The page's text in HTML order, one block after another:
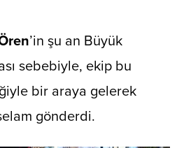
’in şu an Büyük
sebebiyle, ekip bu
bir araya gelerek
gönderdi.